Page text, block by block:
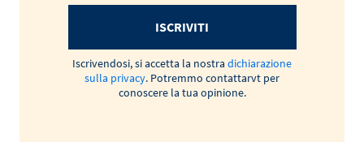
ISCRIVITI
Iscrivendosi, si accetta la nostra dichiarazione
sulla privacy. Potremmo contattarvt per
conoscere la tua opinione.